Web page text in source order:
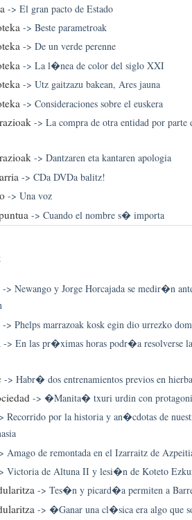
-> El gran pacto de Estado
-> Beste parametroak
-> De un verde perenne
-> La l�nea de color del siglo XXI
-> Utz gaitzazu bakean, Ares jauna
-> Consideraciones sobre el euskera
-> La compra de otra entidad por parte
-> Dantzaren eta kantaren apologia
-> CDa DVDa balitz!
-> Una voz
-> Cuando el nombre s� importa
-> Newango y Jorge Horcajada se medir�n
-> Phelps marrazoak kosk egin dio urrezko
-> En las pr�ximas horas podr�a resolverse
-> Habr� dos entrenamientos previos en
-> �Manita� txuri urdin con
Recorrido por la historia y an�cdotas de
Amago de remontada en el Izarraitz de
Victoria de Altuna II y lesi�n de Koteto
-> Tes�n y picard�a permiten a
-> �Ganar una cl�sica era algo que